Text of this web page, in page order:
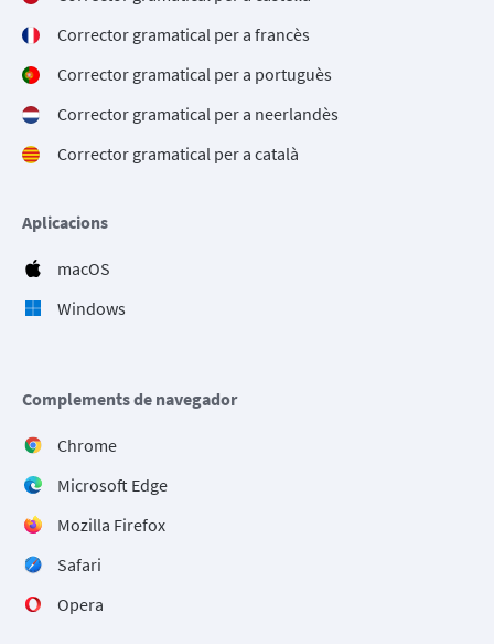
Corrector gramatical per a francès
Corrector gramatical per a portuguès
Corrector gramatical per a neerlandès
Corrector gramatical per a català
Aplicacions
macOS
Windows
Complements de navegador
Chrome
Microsoft Edge
Mozilla Firefox
Safari
Opera